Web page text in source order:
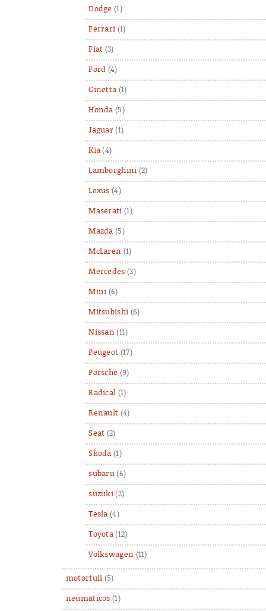
Dodge (1)
Ferrari (1)
Fiat (3)
Ford (4)
Ginetta (1)
Honda (5)
Jaguar (1)
Kia (4)
Lamborghini (2)
Lexus (4)
Maserati (1)
Mazda (5)
McLaren (1)
Mercedes (3)
Mini (6)
Mitsubishi (6)
Nissan (11)
Peugeot (17)
Porsche (9)
Radical (1)
Renault (4)
Seat (2)
Skoda (1)
subaru (6)
suzuki (2)
Tesla (4)
Toyota (12)
Volkswagen (11)
motorfull (5)
neumaticos (1)